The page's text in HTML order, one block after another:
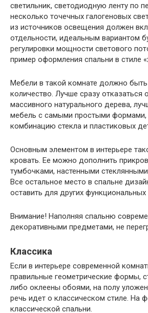
светильник, светодиодную ленту по
несколько точечных галогеновых
из источников освещения должен
отдельности, идеальным вариантом
регулировки мощности светового
пример оформления спальни в стиле
Мебели в такой комнате должно
количество. Лучше сразу отказаться
массивного натурального дерева,
мебель с самыми простыми формами,
комбинацию стекла и пластиковых
Основным элементом в интерьере
кровать. Ее можно дополнить
тумбочками, настенными
Все остальное место в спальне
оставить для других
Внимание! Наполняя спальню
декоративными предметами, не
Классика
Если в интерьере современной
правильные геометрические формы,
либо оклеены обоями, на полу уложен
речь идет о классическом стиле. На
классической спальни.